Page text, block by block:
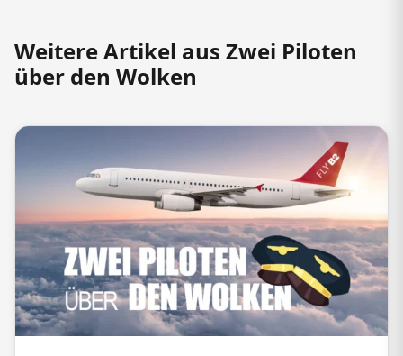
Weitere Artikel aus Zwei Piloten
über den Wolken